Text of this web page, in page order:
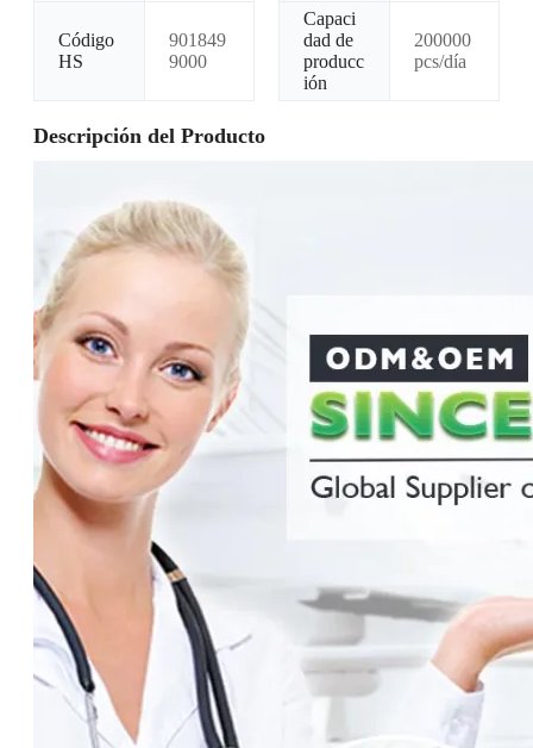
Código
HS
901849
9000
Capaci
dad de
producc
ión
200000
pcs/día
Descripción del Producto